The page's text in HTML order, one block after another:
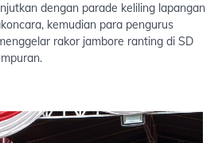
dengan parade keliling lapangan
kemudian para pengurus
rakor jambore ranting di SD